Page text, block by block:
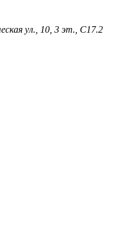
ул., 10, 3 эт., С17.2